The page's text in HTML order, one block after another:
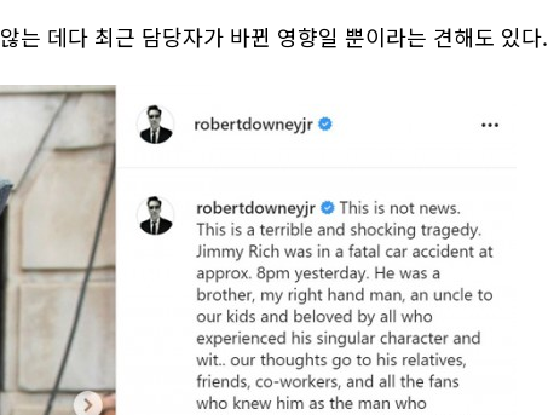
는 데다 최근 담당자가 바뀐 영향일 뿐이라는 견해도 있다.